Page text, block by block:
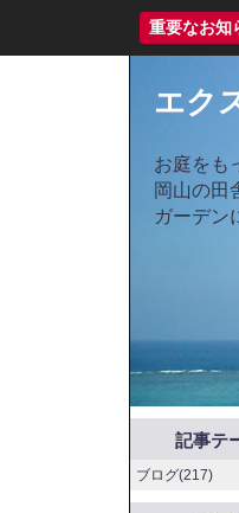
重要なお知
エク
お庭をも
岡山の田
ガーデン
記事テ
ブログ(217)